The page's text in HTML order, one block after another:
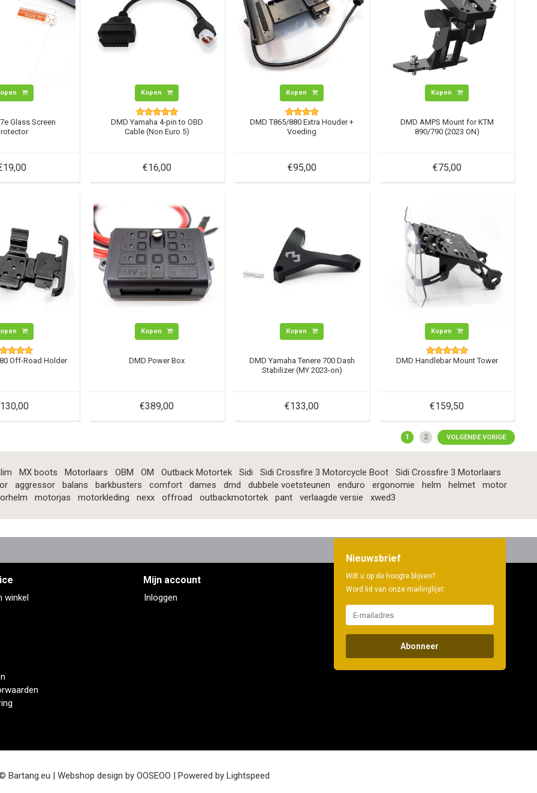
Glass Screen
Kopen
DMD Yamaha 4-pin to OBD
Cable (Non Euro 5)
€16,00
Kopen
DMD T865/880 Extra Houder +
Voeding
€95,00
Kopen
DMD AMPS Mount for KTM
890/790 (2023 ON)
€75,00
Off-Road Holder
Kopen
DMD Power Box
€389,00
Kopen
DMD Yamaha Tenere 700 Dash
Stabilizer (MY 2023-on)
€133,00
Kopen
DMD Handlebar Mount Tower
€159,50
1 2 VOLGENDE VORIGE
MX boots Motorlaars OBM OM Outback Motortek Sidi Sidi Crossfire 3 Motorcycle Boot
Sidi Crossfire 3 Motorlaars
aggressor balans barkbusters comfort dames dmd dubbele voetsteunen enduro ergonomie helm helmet
motor
motorjas motorkleding nexx offroad outbackmotortek pant verlaagde versie xwed3
winkel
Mijn account
Inloggen
Nieuwsbrief
Wilt u op de hoogte blijven?
Word lid van onze mailinglijst:
Abonneer
Bartang.eu | Webshop design by OOSEOO | Powered by Lightspeed